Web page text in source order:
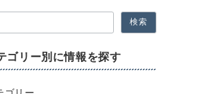
検索
ゴリー別に情報を探す